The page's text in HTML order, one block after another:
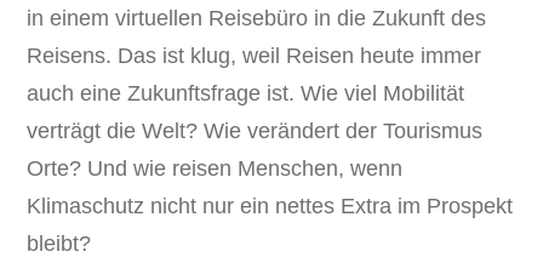
in einem virtuellen Reisebüro in die Zukunft des
Reisens. Das ist klug, weil Reisen heute immer
auch eine Zukunftsfrage ist. Wie viel Mobilität
verträgt die Welt? Wie verändert der Tourismus
Orte? Und wie reisen Menschen, wenn
Klimaschutz nicht nur ein nettes Extra im Prospekt
bleibt?